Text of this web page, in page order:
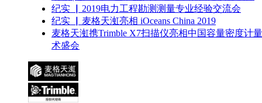
纪实 ▏2019电力工程勘测测量专业经验交流会
纪实 ▏麦格天渱亮相 iOceans China 2019
麦格天渱携Trimble X7扫描仪亮相中国容量密度计
术盛会